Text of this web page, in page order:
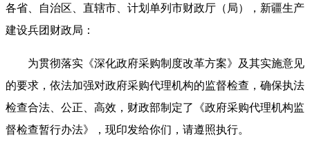
各省、自治区、直辖市、计划单列市财政厅（局），新疆生产
建设兵团财政局：
为贯彻落实《深化政府采购制度改革方案》及其实施意见
的要求，依法加强对政府采购代理机构的监督检查，确保执法
检查合法、公正、高效，财政部制定了《政府采购代理机构监
督检查暂行办法》，现印发给你们，请遵照执行。